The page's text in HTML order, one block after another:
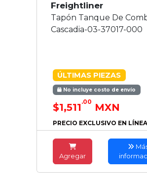
Freightliner
Tapón Tanque De
Cascadia-03-37017-000
ÚLTIMAS PIEZAS
No incluye costo de envío
$1,511.00 MXN
PRECIO EXCLUSIVO EN LÍNEA
Agregar